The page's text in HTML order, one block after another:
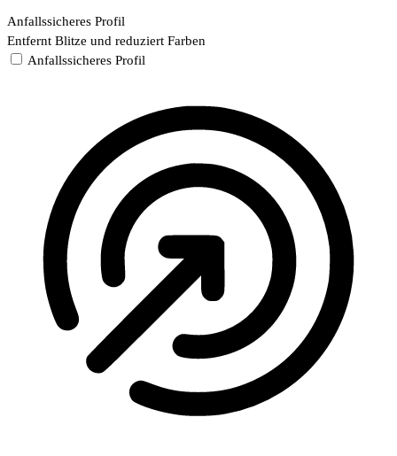
Anfallssicheres Profil
Entfernt Blitze und reduziert Farben
Anfallssicheres Profil